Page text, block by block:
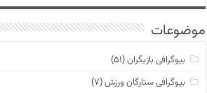
موضوعات
بیوگرافی بازیگران(۵۱)
بیوگرافی ستارگان ورزش(۷)